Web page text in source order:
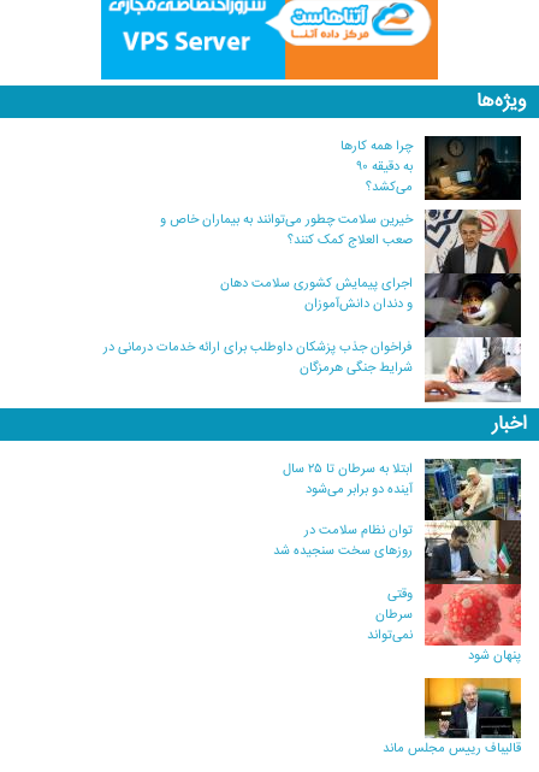
ویژه‌ها
چرا همه کارها
به دقیقه ۹۰
می‌کشد؟
خیرین سلامت چطور می‌توانند به بیماران خاص و
صعب العلاج کمک کنند؟
اجرای پیمایش کشوری سلامت دهان
و دندان دانش‌آموزان
فراخوان جذب پزشکان داوطلب برای ارائه خدمات درمانی در
شرایط جنگی هرمزگان
اخبار
ابتلا به سرطان تا ۲۵ سال
آینده دو برابر می‌شود
توان نظام سلامت در
روزهای سخت سنجیده شد
وقتی
سرطان
نمی‌تواند
پنهان شود
قالیباف رییس مجلس ماند